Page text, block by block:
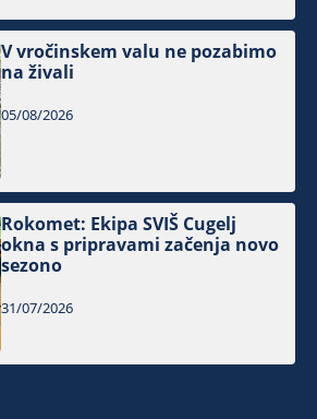
V vročinskem valu ne pozabimo
na živali
05/08/2026
Rokomet: Ekipa SVIŠ Cugelj
okna s pripravami začenja novo
sezono
31/07/2026